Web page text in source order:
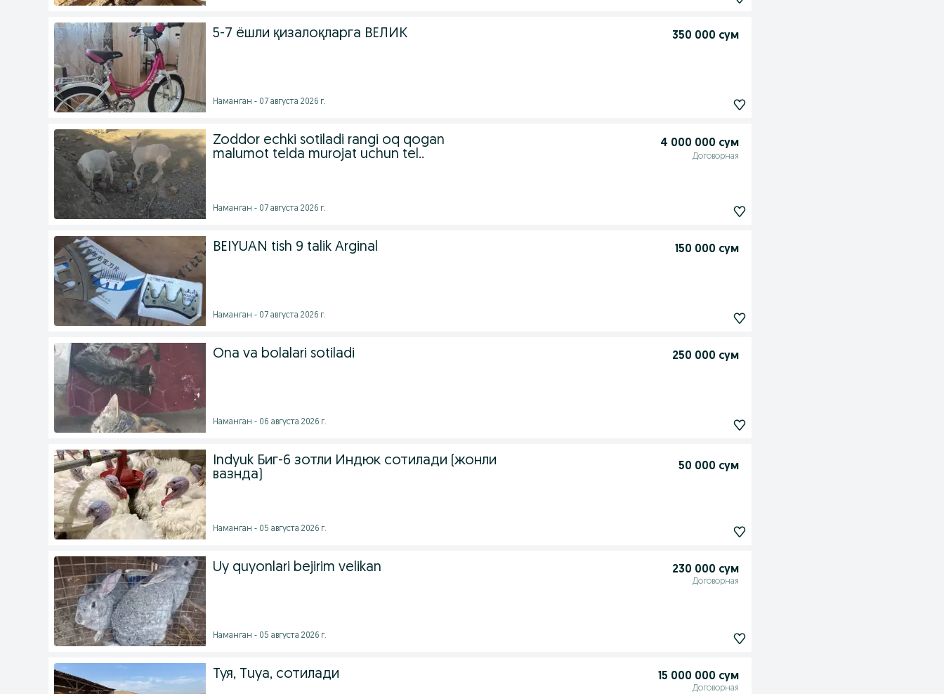
5-7 ёшли қизалоқларга ВЕЛИК 350 000 сум
Наманган - 07 августа 2026 г.
Zoddor echki sotiladi rangi oq qogan
malumot telda murojat uchun tel..
4 000 000 сум
Договорная
Наманган - 07 августа 2026 г.
BEIYUAN tish 9 talik Arginal 150 000 сум
Наманган - 07 августа 2026 г.
Ona va bolalari sotiladi 250 000 сум
Наманган - 06 августа 2026 г.
Indyuk Биг-6 зотли Индюк сотилади (жонли
вазнда)
50 000 сум
Наманган - 05 августа 2026 г.
Uy quyonlari bejirim velikan 230 000 сум
Договорная
Наманган - 05 августа 2026 г.
Туя, Tuya, сотилади 15 000 000 сум
Договорная